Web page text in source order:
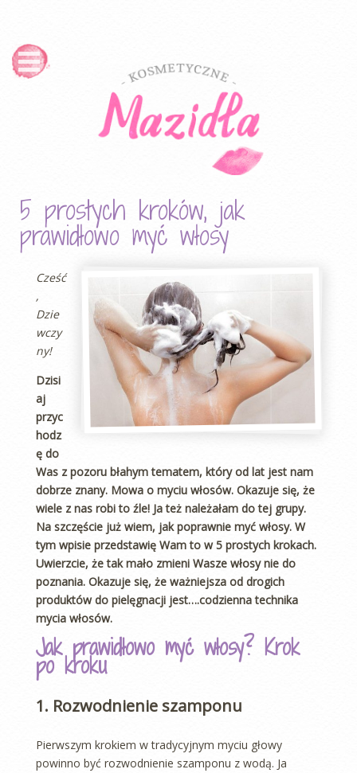
5 prostych kroków, jak
prawidłowo myć włosy
Cześć
,
Dzie
wczy
ny!
Dzisi
aj
przyc
hodz
ę do
Was z pozoru błahym tematem, który od lat jest nam
dobrze znany. Mowa o myciu włosów. Okazuje się, że
wiele z nas robi to źle! Ja też należałam do tej grupy.
Na szczęście już wiem, jak poprawnie myć włosy. W
tym wpisie przedstawię Wam to w 5 prostych krokach.
Uwierzcie, że tak mało zmieni Wasze włosy nie do
poznania. Okazuje się, że ważniejsza od drogich
produktów do pielęgnacji jest….codzienna technika
mycia włosów.
Jak prawidłowo myć włosy? Krok
po kroku
1. Rozwodnienie szamponu
Pierwszym krokiem w tradycyjnym myciu głowy
powinno być rozwodnienie szamponu z wodą. Ja